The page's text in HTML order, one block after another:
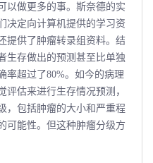
做更多的事。斯奈德的实
决定向计算机提供的学习资
提供了肿瘤转录组资料。结
生存做出的预测甚至比单独
率超过了80%。如今的病理
估来进行生存情况预测，
，包括肿瘤的大小和严重程
可能性。但这种肿瘤分级方